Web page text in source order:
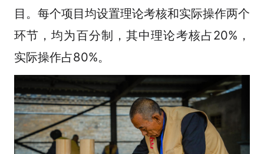
目。每个项目均设置理论考核和实际操作两个
环节，均为百分制，其中理论考核占20%，
实际操作占80%。